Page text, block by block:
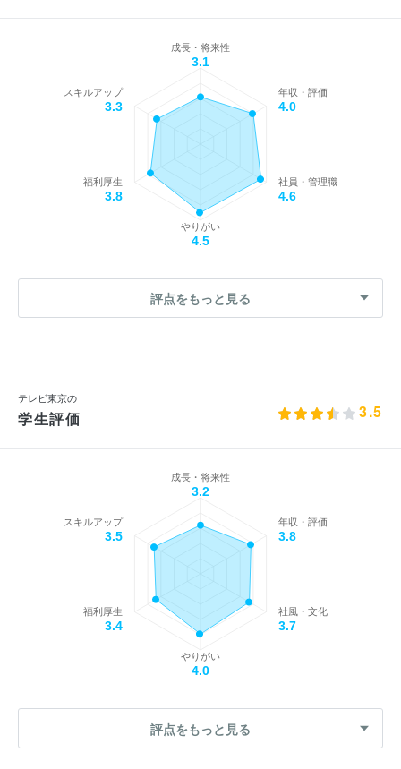
成長・将来性
3.1
年収・評価
4.0
社員・管理職
4.6
やりがい
4.5
福利厚生
3.8
スキルアップ
3.3
評点をもっと見る
テレビ東京の
学生評価 3.5
成長・将来性
3.2
年収・評価
3.8
社風・文化
3.7
やりがい
4.0
福利厚生
3.4
スキルアップ
3.5
評点をもっと見る